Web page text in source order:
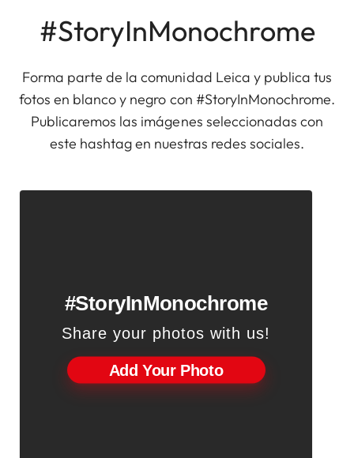
#StoryInMonochrome
Forma parte de la comunidad Leica y publica tus
fotos en blanco y negro con #StoryInMonochrome.
Publicaremos las imágenes seleccionadas con
este hashtag en nuestras redes sociales.